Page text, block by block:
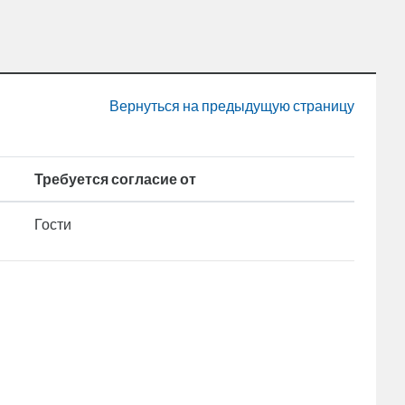
Вернуться на предыдущую страницу
Требуется согласие от
Гости